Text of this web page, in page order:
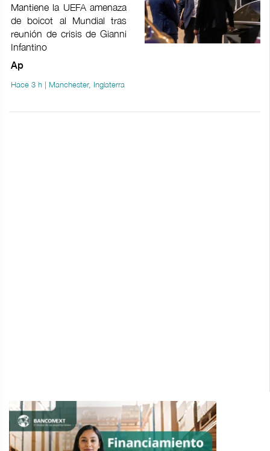
Mantiene la UEFA amenaza
de boicot al Mundial tras
reunión de crisis de Gianni
Infantino
Ap
Hace 3 h | Manchester, Inglaterra